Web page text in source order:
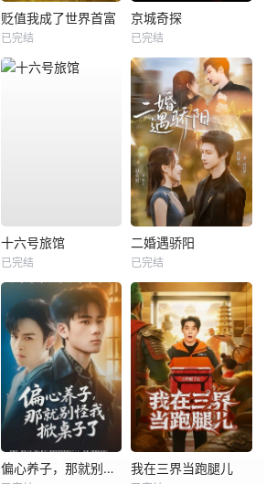
贬值我成了世界首富
已完结
京城奇探
已完结
十六号旅馆
已完结
二婚遇骄阳
已完结
偏心养子，那就别怪我掀桌子了 我在三界当跑腿儿